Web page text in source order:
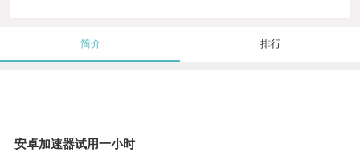
简介 排行
安卓加速器试用一小时